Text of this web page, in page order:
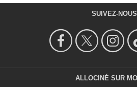
SUIVEZ-NOUS
ALLOCINÉ SUR